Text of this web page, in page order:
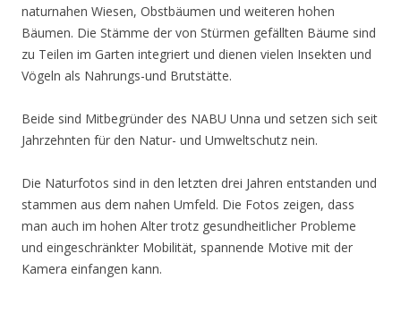
naturnahen Wiesen, Obstbäumen und weiteren hohen
Bäumen. Die Stämme der von Stürmen gefällten Bäume sind
zu Teilen im Garten integriert und dienen vielen Insekten und
Vögeln als Nahrungs-und Brutstätte.
Beide sind Mitbegründer des NABU Unna und setzen sich seit
Jahrzehnten für den Natur- und Umweltschutz nein.
Die Naturfotos sind in den letzten drei Jahren entstanden und
stammen aus dem nahen Umfeld. Die Fotos zeigen, dass
man auch im hohen Alter trotz gesundheitlicher Probleme
und eingeschränkter Mobilität, spannende Motive mit der
Kamera einfangen kann.